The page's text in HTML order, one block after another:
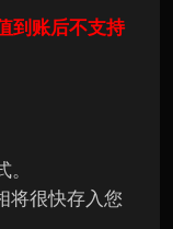
到账后不支持
将很快存入您